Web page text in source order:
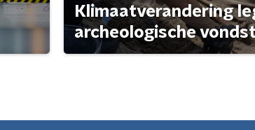
Klimaatverandering
archeologische